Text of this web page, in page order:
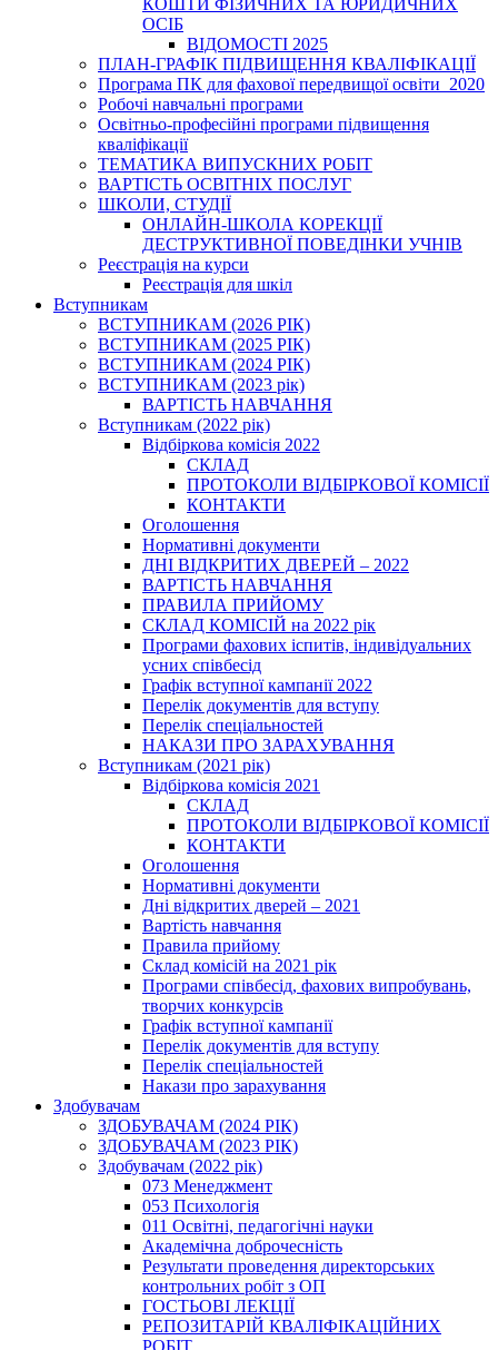
КОШТИ ФІЗИЧНИХ ТА ЮРИДИЧНИХ
ОСІБ
ВІДОМОСТІ 2025
ПЛАН-ГРАФІК ПІДВИЩЕННЯ КВАЛІФІКАЦІЇ
Програма ПК для фахової передвищої освіти_2020
Робочі навчальні програми
Освітньо-професійні програми підвищення
кваліфікації
ТЕМАТИКА ВИПУСКНИХ РОБІТ
ВАРТІСТЬ ОСВІТНІХ ПОСЛУГ
ШКОЛИ, СТУДІЇ
ОНЛАЙН-ШКОЛА КОРЕКЦІЇ
ДЕСТРУКТИВНОЇ ПОВЕДІНКИ УЧНІВ
Реєстрація на курси
Реєстрація для шкіл
Вступникам
ВСТУПНИКАМ (2026 РІК)
ВСТУПНИКАМ (2025 РІК)
ВСТУПНИКАМ (2024 РІК)
ВСТУПНИКАМ (2023 рік)
ВАРТІСТЬ НАВЧАННЯ
Вступникам (2022 рік)
Відбіркова комісія 2022
СКЛАД
ПРОТОКОЛИ ВІДБІРКОВОЇ КОМІСІЇ
КОНТАКТИ
Оголошення
Нормативні документи
ДНІ ВІДКРИТИХ ДВЕРЕЙ – 2022
ВАРТІСТЬ НАВЧАННЯ
ПРАВИЛА ПРИЙОМУ
СКЛАД КОМІСІЙ на 2022 рік
Програми фахових іспитів, індивідуальних
усних співбесід
Графік вступної кампанії 2022
Перелік документів для вступу
Перелік спеціальностей
НАКАЗИ ПРО ЗАРАХУВАННЯ
Вступникам (2021 рік)
Відбіркова комісія 2021
СКЛАД
ПРОТОКОЛИ ВІДБІРКОВОЇ КОМІСІЇ
КОНТАКТИ
Оголошення
Нормативні документи
Дні відкритих дверей – 2021
Вартість навчання
Правила прийому
Склад комісій на 2021 рік
Програми співбесід, фахових випробувань,
творчих конкурсів
Графік вступної кампанії
Перелік документів для вступу
Перелік спеціальностей
Накази про зарахування
Здобувачам
ЗДОБУВАЧАМ (2024 РІК)
ЗДОБУВАЧАМ (2023 РІК)
Здобувачам (2022 рік)
073 Менеджмент
053 Психологія
011 Освітні, педагогічні науки
Академічна доброчесність
Результати проведення директорських
контрольних робіт з ОП
ГОСТЬОВІ ЛЕКЦІЇ
РЕПОЗИТАРІЙ КВАЛІФІКАЦІЙНИХ
РОБІТ